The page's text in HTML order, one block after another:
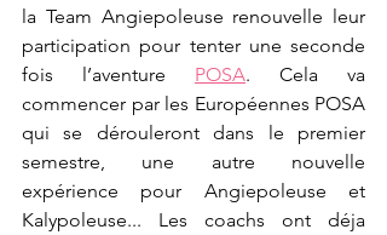
la Team Angiepoleuse renouvelle leur
participation pour tenter une seconde
fois l’aventure POSA. Cela va
commencer par les Européennes POSA
qui se dérouleront dans le premier
semestre, une autre nouvelle
expérience pour Angiepoleuse et
Kalypoleuse... Les coachs ont déja